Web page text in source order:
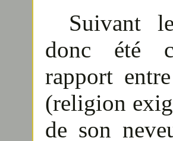
Suivant
donc été
rapport
(religion
de son